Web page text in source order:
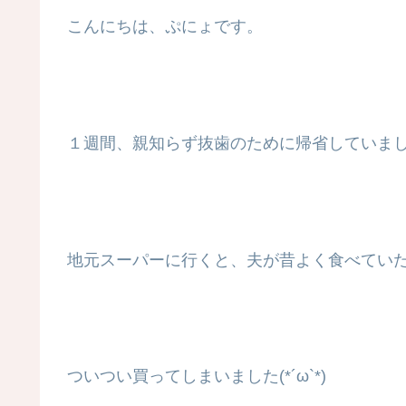
こんにちは、ぷにょです。
１週間、親知らず抜歯のために帰省していまし
地元スーパーに行くと、夫が昔よく食べてい
ついつい買ってしまいました(*´ω`*)